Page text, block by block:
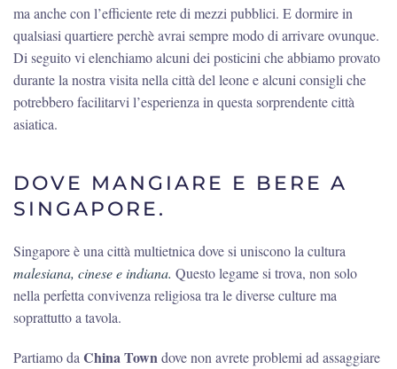
ma anche con l’efficiente rete di mezzi pubblici. E dormire in
qualsiasi quartiere perchè avrai sempre modo di arrivare ovunque.
Di seguito vi elenchiamo alcuni dei posticini che abbiamo provato
durante la nostra visita nella città del leone e alcuni consigli che
potrebbero facilitarvi l’esperienza in questa sorprendente città
asiatica.
DOVE MANGIARE E BERE A
SINGAPORE.
Singapore è una città multietnica dove si uniscono la cultura
malesiana, cinese e indiana. Questo legame si trova, non solo
nella perfetta convivenza religiosa tra le diverse culture ma
soprattutto a tavola.
Partiamo da China Towndove non avrete problemi ad assaggiare